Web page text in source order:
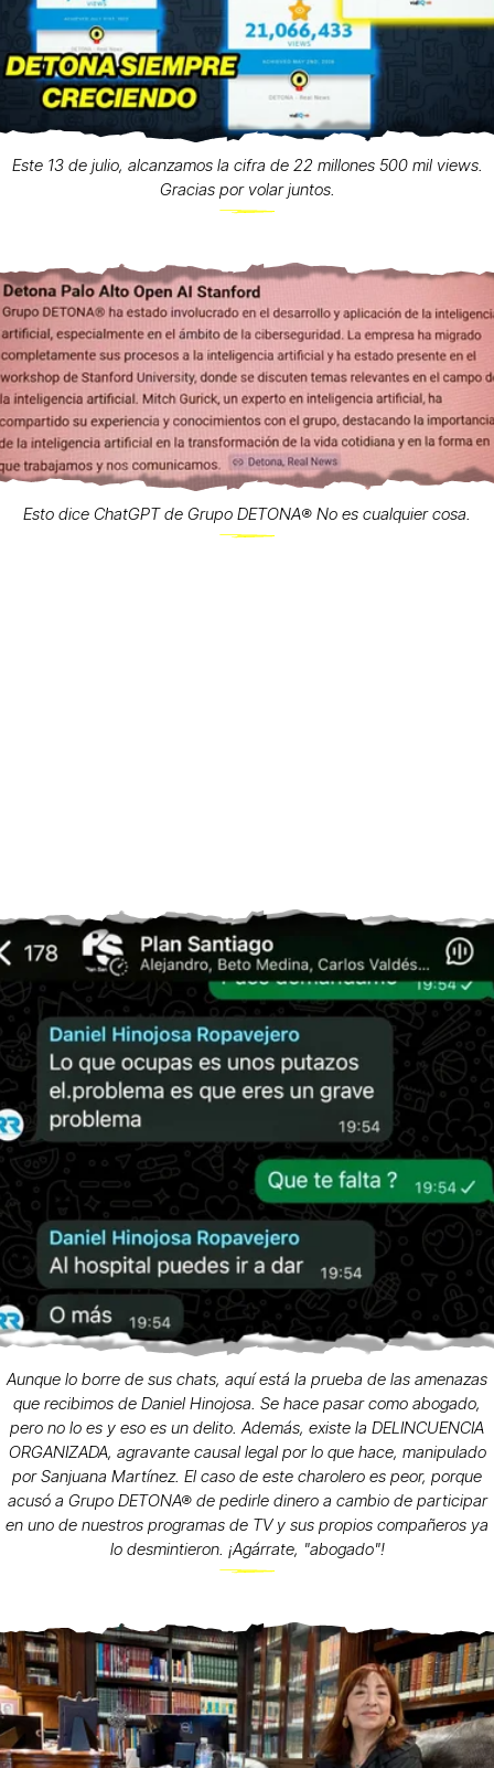
Este 13 de julio, alcanzamos la cifra de 22 millones 500 mil views.
Gracias por volar juntos.
Esto dice ChatGPT de Grupo DETONA®️ No es cualquier cosa.
Aunque lo borre de sus chats, aquí está la prueba de las amenazas
que recibimos de Daniel Hinojosa. Se hace pasar como abogado,
pero no lo es y eso es un delito. Además, existe la DELINCUENCIA
ORGANIZADA, agravante causal legal por lo que hace, manipulado
por Sanjuana Martínez. El caso de este charolero es peor, porque
acusó a Grupo DETONA® de pedirle dinero a cambio de participar
en uno de nuestros programas de TV y sus propios compañeros ya
lo desmintieron. ¡Agárrate, "abogado"!